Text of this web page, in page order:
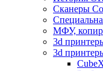
Сканеры
МФУ,
3d
3d